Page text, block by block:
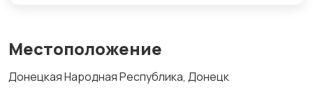
Местоположение
Донецкая Народная Республика, Донецк